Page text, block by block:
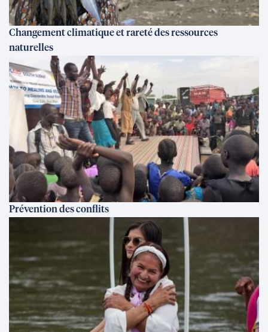
Changement climatique et rareté des ressources
naturelles
Prévention des conflits